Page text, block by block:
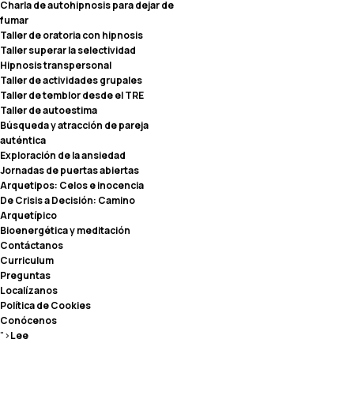
Charla de autohipnosis para dejar de
fumar
Taller de oratoria con hipnosis
Taller superar la selectividad
Hipnosis transpersonal
Taller de actividades grupales
Taller de temblor desde el TRE
Taller de autoestima
Búsqueda y atracción de pareja
auténtica
Exploración de la ansiedad
Jornadas de puertas abiertas
Arquetipos: Celos e inocencia
De Crisis a Decisión: Camino
Arquetípico
Bioenergética y meditación
Contáctanos
Curriculum
Preguntas
Localízanos
Política de Cookies
Conócenos
">Lee